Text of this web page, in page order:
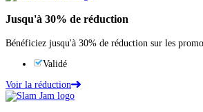
Jusqu'à 30% de réduction
Bénéficiez jusqu'à 30% de réduction sur les
Validé
Voir la réduction